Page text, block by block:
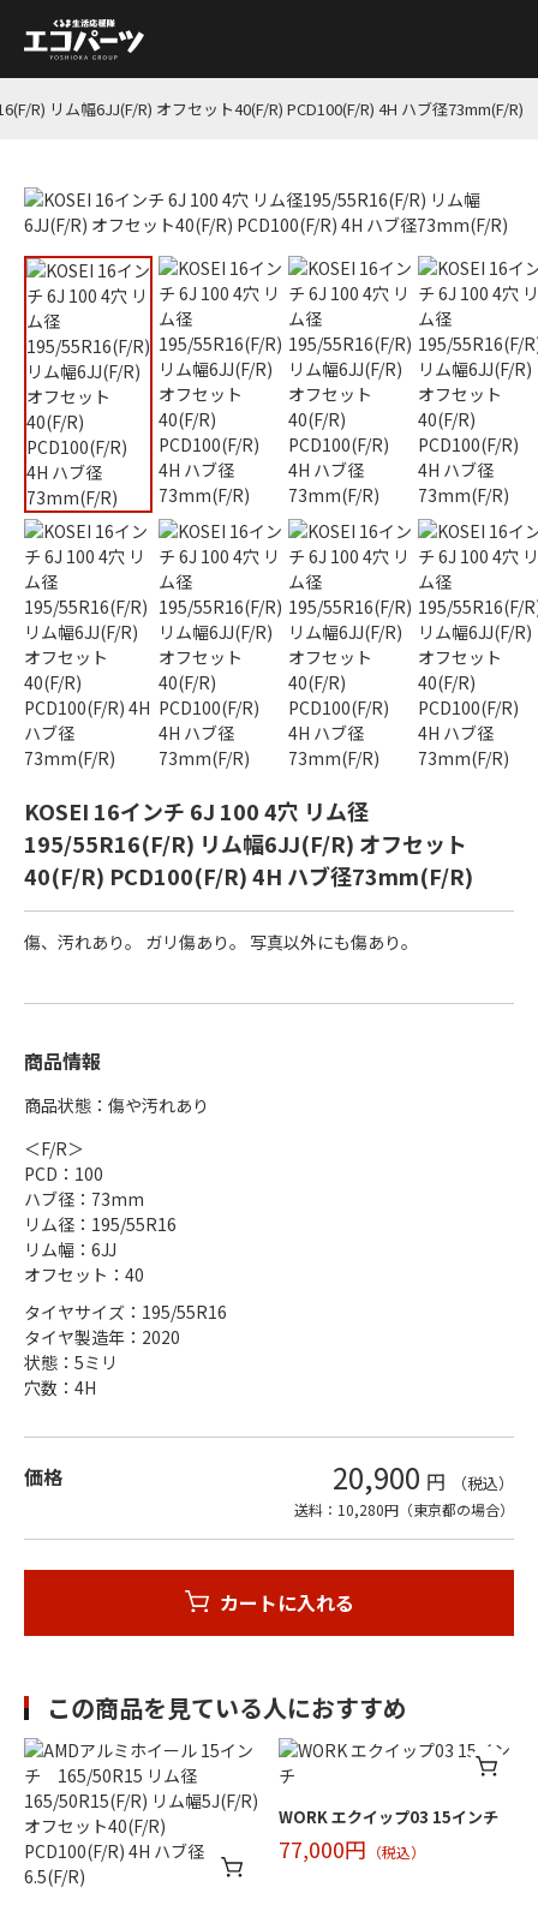
R) リム幅6JJ(F/R) オフセット40(F/R) PCD100(F/R) 4H ハブ径73mm(F/R)
KOSEI 16インチ 6J 100 4穴 リム径
195/55R16(F/R) リム幅6JJ(F/R) オフセット
40(F/R) PCD100(F/R) 4H ハブ径73mm(F/R)
傷、汚れあり。 ガリ傷あり。 写真以外にも傷あり。
商品情報
商品状態：傷や汚れあり
＜F/R＞
PCD：100
ハブ径：73mm
リム径：195/55R16
リム幅：6JJ
オフセット：40
タイヤサイズ：195/55R16
タイヤ製造年：2020
状態：5ミリ
穴数：4H
価格 20,900 円 （税込）
送料：10,280円（東京都の場合）
カートに入れる
この商品を見ている人におすすめ
WORK エクイップ03 15インチ
77,000円 （税込）